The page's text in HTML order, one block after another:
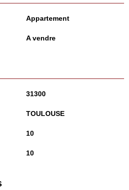
Appartement
A vendre
31300
TOULOUSE
10
10